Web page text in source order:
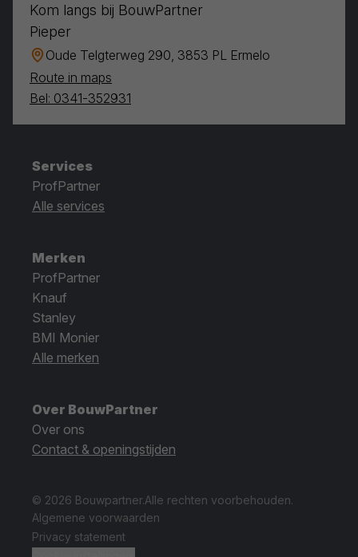
Kom langs bij BouwPartner
Pieper
Oude Telgterweg 290, 3853 PL Ermelo
Route in maps
Bel: 0341-352931
Services
ProfPartner
Alle services
Merken
ProfPartner
Knauf
Stanley
BMI Monier
Alle merken
Over BouwPartner
Over ons
Contact & openingstijden
© 2026 Bouwpartner.Alle rechten voorbehouden.
Algemene voorwaarden
Privacy statement